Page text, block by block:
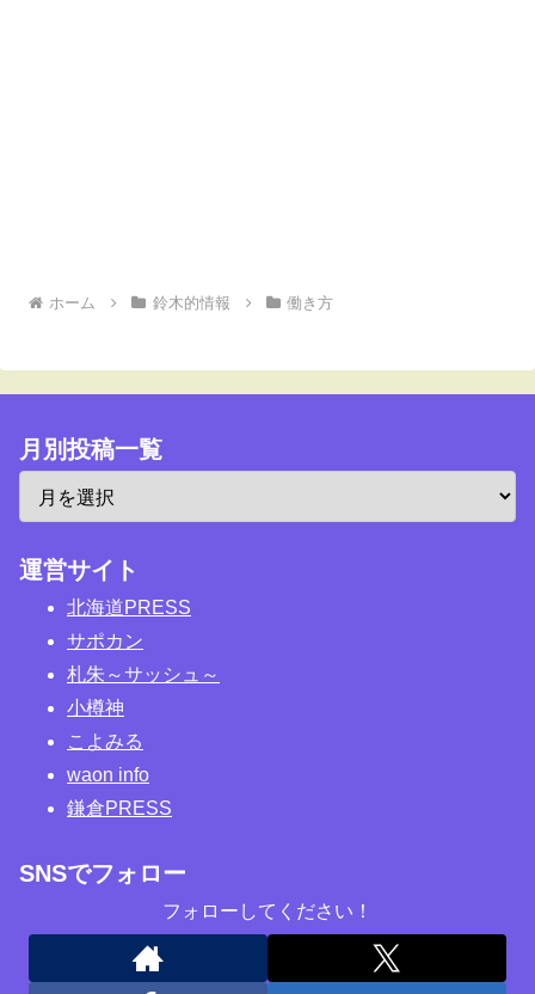
ホーム 鈴木的情報 働き方
月別投稿一覧
運営サイト
北海道PRESS
サポカン
札朱～サッシュ～
小樽神
こよみる
waon info
鎌倉PRESS
SNSでフォロー
フォローしてください！